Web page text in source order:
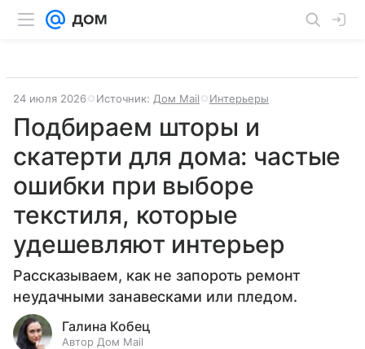
24 июля 2026 Источник: Дом Mail Интерьеры
Подбираем шторы и
скатерти для дома: частые
ошибки при выборе
текстиля, которые
удешевляют интерьер
Рассказываем, как не запороть ремонт
неудачными занавесками или пледом.
Галина Кобец
Автор Дом Mail